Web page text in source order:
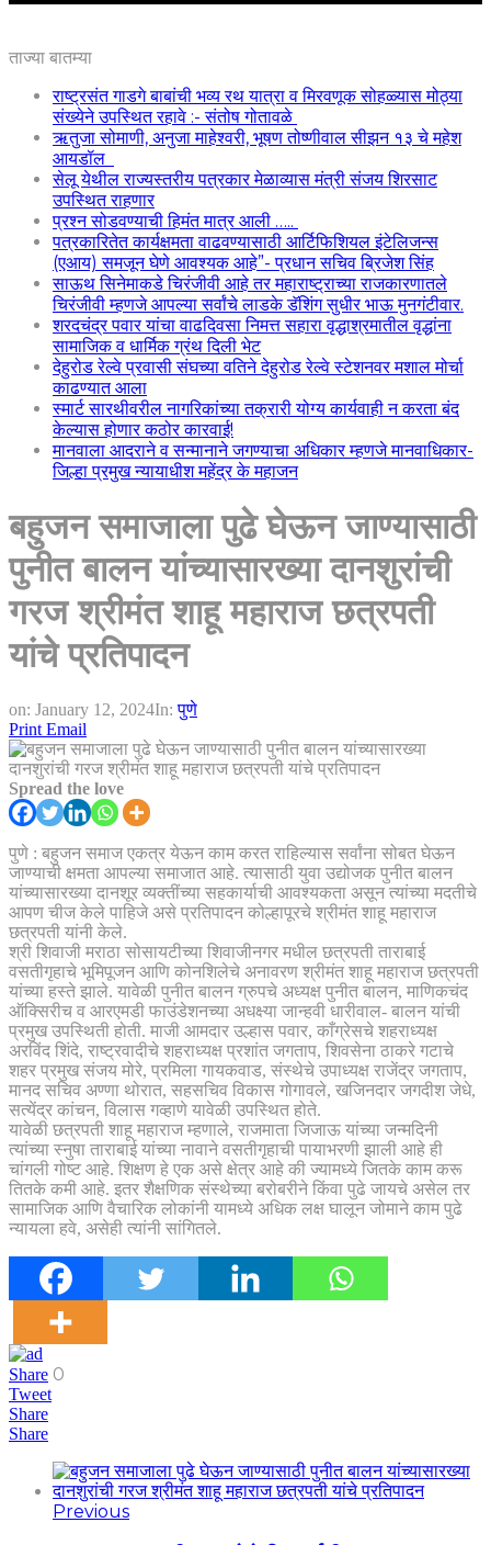
ताज्या बातम्या
राष्ट्रसंत गाडगे बाबांची भव्य रथ यात्रा व मिरवणूक सोहळ्यास मोठ्या
संख्येने उपस्थित रहावे :- संतोष गोतावळे
ऋतुजा सोमाणी, अनुजा माहेश्वरी, भूषण तोष्णीवाल सीझन १३ चे महेश
आयडॉल
सेलू येथील राज्यस्तरीय पत्रकार मेळाव्यास मंत्री संजय शिरसाट
उपस्थित राहणार
प्रश्न सोडवण्याची हिमंत मात्र आली …..
पत्रकारितेत कार्यक्षमता वाढवण्यासाठी आर्टिफिशियल इंटेलिजन्स
(एआय) समजून घेणे आवश्यक आहे”- प्रधान सचिव ब्रिजेश सिंह
साऊथ सिनेमाकडे चिरंजीवी आहे तर महाराष्ट्राच्या राजकारणातले
चिरंजीवी म्हणजे आपल्या सर्वांचे लाडके डॅशिंग सुधीर भाऊ मुनगंटीवार.
शरदचंद्र पवार यांचा वाढदिवसा निमत्त सहारा वृद्धाश्रमातील वृद्धांना
सामाजिक व धार्मिक ग्रंथ दिली भेट
देहुरोड रेल्वे प्रवासी संघच्या वतिने देहुरोड रेल्वे स्टेशनवर मशाल मोर्चा
काढण्यात आला
स्मार्ट सारथीवरील नागरिकांच्या तक्रारी योग्य कार्यवाही न करता बंद
केल्यास होणार कठोर कारवाई!
मानवाला आदराने व सन्मानाने जगण्याचा अधिकार म्हणजे मानवाधिकार-
जिल्हा प्रमुख न्यायाधीश महेंद्र के महाजन
बहुजन समाजाला पुढे घेऊन जाण्यासाठी
पुनीत बालन यांच्यासारख्या दानशुरांची
गरज श्रीमंत शाहू महाराज छत्रपती
यांचे प्रतिपादन
on: January 12, 2024In:पुणे
Print Email
Spread the love
पुणे : बहुजन समाज एकत्र येऊन काम करत राहिल्यास सर्वांना सोबत घेऊन
जाण्याची क्षमता आपल्या समाजात आहे. त्यासाठी युवा उद्योजक पुनीत बालन
यांच्यासारख्या दानशूर व्यक्तींच्या सहकार्याची आवश्यकता असून त्यांच्या मदतीचे
आपण चीज केले पाहिजे असे प्रतिपादन कोल्हापूरचे श्रीमंत शाहू महाराज
छत्रपती यांनी केले.
श्री शिवाजी मराठा सोसायटीच्या शिवाजीनगर मधील छत्रपती ताराबाई
वसतीगृहाचे भूमिपूजन आणि कोनशिलेचे अनावरण श्रीमंत शाहू महाराज छत्रपती
यांच्या हस्ते झाले. यावेळी पुनीत बालन ग्रुपचे अध्यक्ष पुनीत बालन, माणिकचंद
ऑक्सिरीच व आरएमडी फाउंडेशनच्या अधक्ष्या जान्हवी धारीवाल- बालन यांची
प्रमुख उपस्थिती होती. माजी आमदार उल्हास पवार, काँग्रेसचे शहराध्यक्ष
अरविंद शिंदे, राष्ट्रवादीचे शहराध्यक्ष प्रशांत जगताप, शिवसेना ठाकरे गटाचे
शहर प्रमुख संजय मोरे, प्रमिला गायकवाड, संस्थेचे उपाध्यक्ष राजेंद्र जगताप,
मानद सचिव अण्णा थोरात, सहसचिव विकास गोगावले, खजिनदार जगदीश जेधे,
सत्येंद्र कांचन, विलास गव्हाणे यावेळी उपस्थित होते.
यावेळी छत्रपती शाहू महाराज म्हणाले, राजमाता जिजाऊ यांच्या जन्मदिनी
त्यांच्या स्नुषा ताराबाई यांच्या नावाने वसतीगृहाची पायाभरणी झाली आहे ही
चांगली गोष्ट आहे. शिक्षण हे एक असे क्षेत्र आहे की ज्यामध्ये जितके काम करू
तितके कमी आहे. इतर शैक्षणिक संस्थेच्या बरोबरीने किंवा पुढे जायचे असेल तर
सामाजिक आणि वैचारिक लोकांनी यामध्ये अधिक लक्ष घालून जोमाने काम पुढे
न्यायला हवे, असेही त्यांनी सांगितले.
Share 0
Tweet
Share
Share
Previous